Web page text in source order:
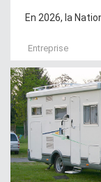
En 2026, la
Entreprise